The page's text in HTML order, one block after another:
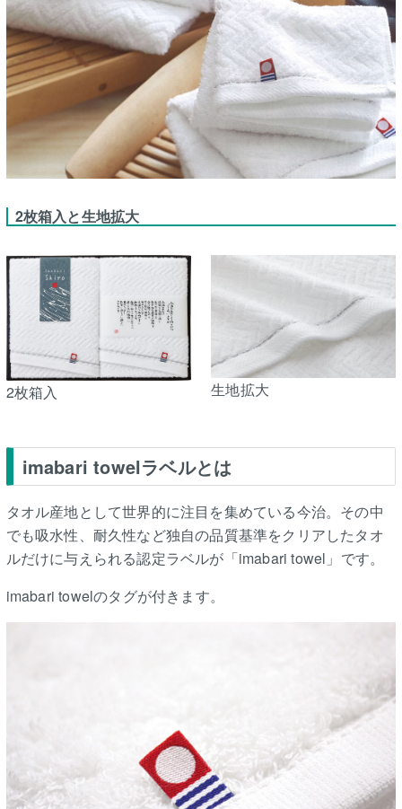
2枚箱入と生地拡大
2枚箱入 生地拡大
imabari towelラベルとは
タオル産地として世界的に注目を集めている今治。その中
でも吸水性、耐久性など独自の品質基準をクリアしたタオ
ルだけに与えられる認定ラベルが「imabari towel」です。
imabari towelのタグが付きます。